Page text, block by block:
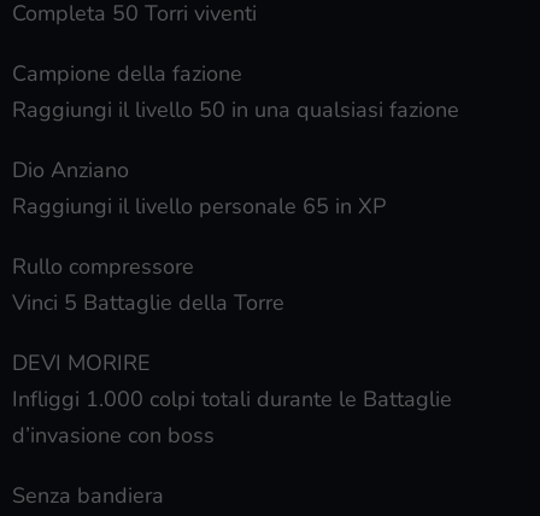
Completa 50 Torri viventi
Campione della fazione
Raggiungi il livello 50 in una qualsiasi fazione
Dio Anziano
Raggiungi il livello personale 65 in XP
Rullo compressore
Vinci 5 Battaglie della Torre
DEVI MORIRE
Infliggi 1.000 colpi totali durante le Battaglie
d’invasione con boss
Senza bandiera